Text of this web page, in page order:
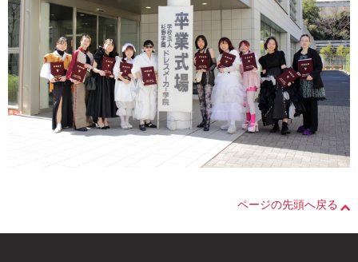
ページの先頭へ戻る